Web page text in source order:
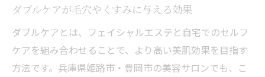
ダブルケアが毛穴やくすみに与える効果
ダブルケアとは、フェイシャルエステと自宅でのセルフ
ケアを組み合わせることで、より高い美肌効果を目指す
方法です。兵庫県姫路市・豊岡市の美容サロンでも、こ